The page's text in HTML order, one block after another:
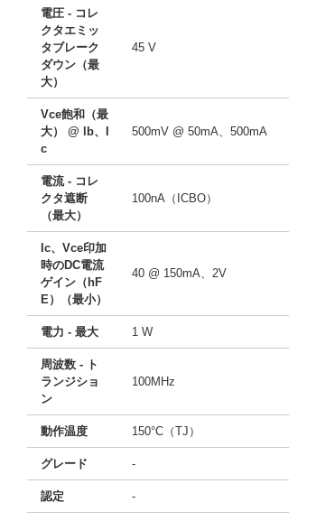
電圧 - コレ
クタエミッ
タブレーク
ダウン（最
大）
45 V
Vce飽和（最
大） @ lb、I
c
500mV @ 50mA、500mA
電流 - コレ
クタ遮断
（最大）
100nA（ICBO）
Ic、Vce印加
時のDC電流
ゲイン（hF
E）（最小）
40 @ 150mA、2V
電力 - 最大 1 W
周波数 - ト
ランジショ
ン
100MHz
動作温度 150°C（TJ）
グレード -
認定 -